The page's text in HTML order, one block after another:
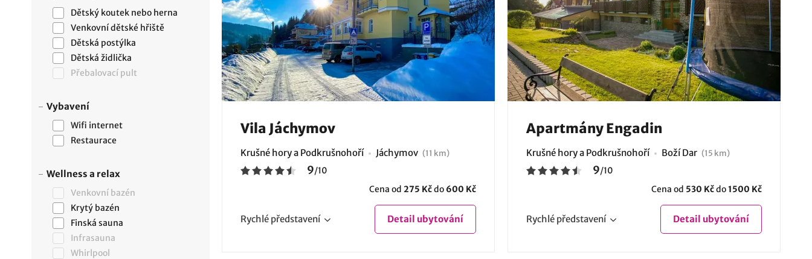
Dětský koutek nebo herna
Venkovní dětské hřiště
Dětská postýlka
Dětská židlička
Přebalovací pult
Vybavení
Wifi internet
Restaurace
Wellness a relax
Venkovní bazén
Krytý bazén
Finská sauna
Infrasauna
Whirlpool
Vila Jáchymov
Krušné hory a Podkrušnohoří Jáchymov (11 km)
9/10
Cena od 275 Kčdo 600 Kč
Rychlé představení Detail ubytování
Apartmány Engadin
Krušné hory a Podkrušnohoří Boží Dar (15 km)
9/10
Cena od 530 Kčdo1500 Kč
Rychlé představení Detail ubytování